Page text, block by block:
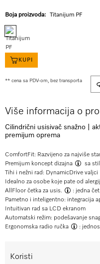
Boja proizvoda: Titanijum PF
KUPI
** cena sa PDV-om, bez transporta
Više informacija o
Cilindrični usisivač snažno |
premijum oprema
ComfortFit: Razvijeno za najviše
Premijum koncept dizajna
sa
Tihi i nežni rad: DynamicDrive valjci
Idealno za osobe koje pate od
AllFloor četka za usis.
: jedna
Pametno i inteligentno: integracija
Intuitivan rad sa LCD ekranom
Automatski režim: podešavanje
Ergonomska radio ručka
:
Koristi